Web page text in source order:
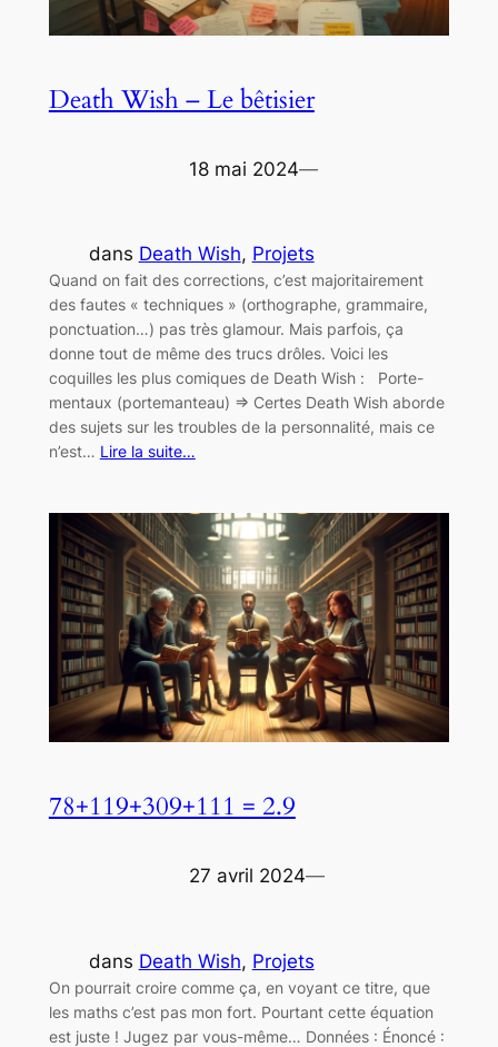
Death Wish – Le bêtisier
18 mai 2024—
dans Death Wish, Projets
Quand on fait des corrections, c’est majoritairement
des fautes « techniques » (orthographe, grammaire,
ponctuation…) pas très glamour. Mais parfois, ça
donne tout de même des trucs drôles. Voici les
coquilles les plus comiques de Death Wish : Porte-
mentaux (portemanteau) => Certes Death Wish aborde
des sujets sur les troubles de la personnalité, mais ce
n’est… Lire la suite…
78+119+309+111 = 2.9
27 avril 2024—
dans Death Wish, Projets
On pourrait croire comme ça, en voyant ce titre, que
les maths c’est pas mon fort. Pourtant cette équation
est juste ! Jugez par vous-même… Données : Énoncé :